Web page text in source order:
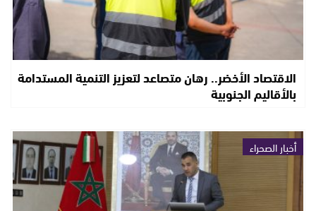
الاقتصاد الأخضر.. رهان متصاعد لتعزيز التنمية المستدامة
بالأقاليم الجنوبية
أخبار الصحراء